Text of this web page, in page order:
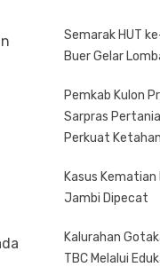
Semarak HUT
Buer Gelar
Pemkab Kulon
Sarpras
Perkuat
Kasus Kematian
Jambi Dipecat
Kalurahan
TBC Melalui